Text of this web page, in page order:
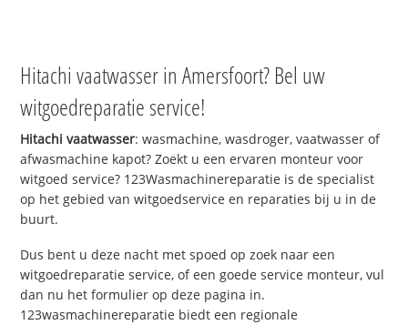
Hitachi vaatwasser in Amersfoort? Bel uw
witgoedreparatie service!
Hitachi vaatwasser: wasmachine, wasdroger, vaatwasser of
afwasmachine kapot? Zoekt u een ervaren monteur voor
witgoed service? 123Wasmachinereparatie is de specialist
op het gebied van witgoedservice en reparaties bij u in de
buurt.
Dus bent u deze nacht met spoed op zoek naar een
witgoedreparatie service, of een goede service monteur, vul
dan nu het formulier op deze pagina in.
123wasmachinereparatie biedt een regionale